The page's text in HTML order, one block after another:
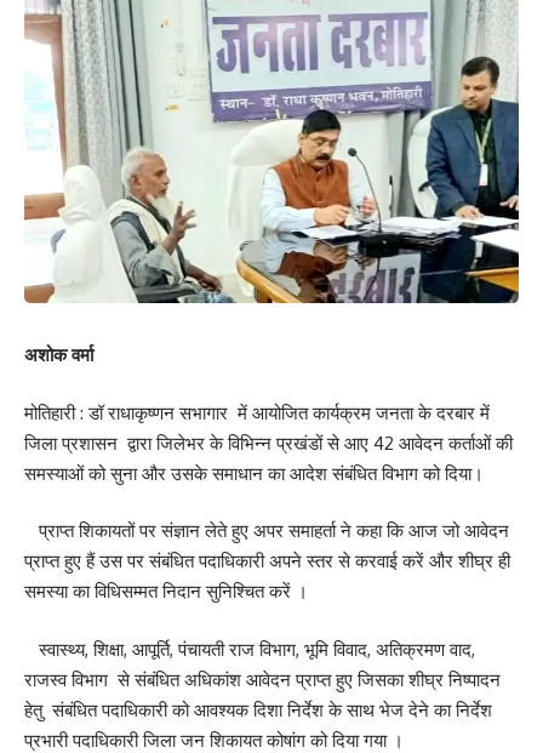
अशोक वर्मा
मोतिहारी : डॉ राधाकृष्णन सभागार में आयोजित कार्यक्रम जनता के दरबार में
जिला प्रशासन द्वारा जिलेभर के विभिन्न प्रखंडों से आए 42 आवेदन कर्ताओं की
समस्याओं को सुना और उसके समाधान का आदेश संबंधित विभाग को दिया।
प्राप्त शिकायतों पर संज्ञान लेते हुए अपर समाहर्ता ने कहा कि आज जो आवेदन
प्राप्त हुए हैं उस पर संबंधित पदाधिकारी अपने स्तर से करवाई करें और शीघ्र ही
समस्या का विधिसम्मत निदान सुनिश्चित करें ।
स्वास्थ्य, शिक्षा, आपूर्ति, पंचायती राज विभाग, भूमि विवाद, अतिक्रमण वाद,
राजस्व विभाग से संबंधित अधिकांश आवेदन प्राप्त हुए जिसका शीघ्र निष्पादन
हेतु संबंधित पदाधिकारी को आवश्यक दिशा निर्देश के साथ भेज देने का निर्देश
प्रभारी पदाधिकारी जिला जन शिकायत कोषांग को दिया गया ।